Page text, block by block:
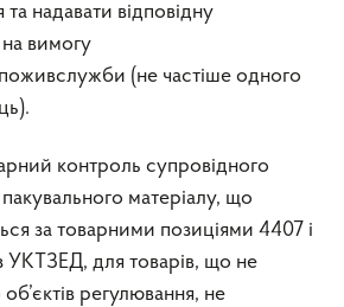
надавати відповідну
вимогу
(не частіше одного
контроль супровідного
матеріалу, що
за товарними позиціями 4407 і
УКТЗЕД, для товарів, що не
регулювання, не